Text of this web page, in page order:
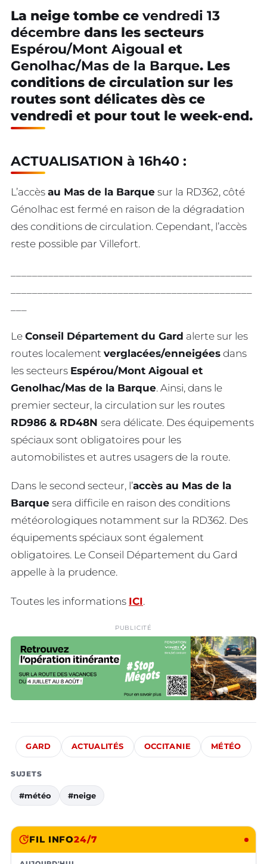
La neige tombe ce vendredi 13
décembre dans les secteurs
Espérou/Mont Aigoual et
Genolhac/Mas de la Barque. Les
conditions de circulation sur les
routes sont délicates dès ce
vendredi et pour tout le week-end.
ACTUALISATION à 16h40 :
L’accès au Mas de la Barque sur la RD362, côté
Génolhac est fermé en raison de la dégradation
des conditions de circulation. Cependant, l’accès
reste possible par Villefort.
Le Conseil Département du Gard alerte sur les
routes localement verglacées/enneigées dans
les secteurs Espérou/Mont Aigoual et
Genolhac/Mas de la Barque. Ainsi, dans le
premier secteur, la circulation sur les routes
RD986 & RD48N sera délicate. Des équipements
spéciaux sont obligatoires pour les
automobilistes et autres usagers de la route.
Dans le second secteur, l’accès au Mas de la
Barque sera difficile en raison des conditions
météorologiques notamment sur la RD362. Des
équipements spéciaux sont également
obligatoires. Le Conseil Département du Gard
appelle à la prudence.
Toutes les informations ICI.
PUBLICITÉ
GARD ACTUALITÉS OCCITANIE MÉTÉO
SUJETS
#météo #neige
FIL INFO24/7